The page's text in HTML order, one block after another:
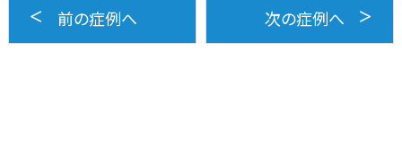
前の症例へ 次の症例へ